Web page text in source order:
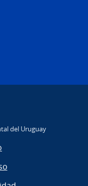
del Uruguay